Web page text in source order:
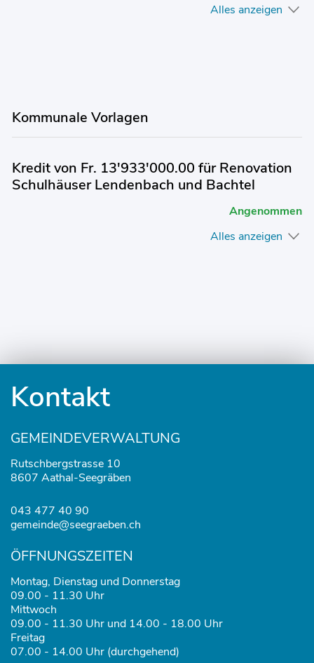
Alles anzeigen
Kommunale Vorlagen
Kredit von Fr. 13'933'000.00 für Renovation
Schulhäuser Lendenbach und Bachtel
Angenommen
Alles anzeigen
Kontakt
GEMEINDEVERWALTUNG
Rutschbergstrasse 10
8607 Aathal-Seegräben
043 477 40 90
gemeinde@seegraeben.ch
ÖFFNUNGSZEITEN
Montag, Dienstag und Donnerstag
09.00 - 11.30 Uhr
Mittwoch
09.00 - 11.30 Uhr und 14.00 - 18.00 Uhr
Freitag
07.00 - 14.00 Uhr (durchgehend)